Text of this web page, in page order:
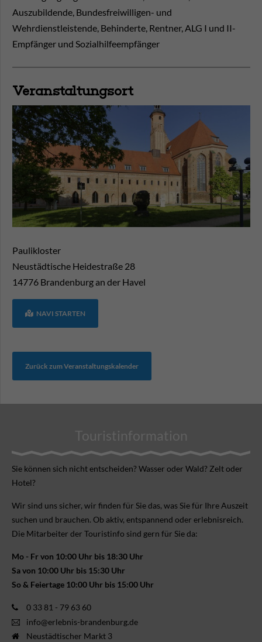
Auszubildende, Bundesfreiwilligen- und
Wehrdienstleistende, Behinderte, Rentner, ALG I und II-
Empfänger und Sozialhilfeempfänger
Veranstaltungsort
Paulikloster
Neustädtische Heidestraße 28
14776 Brandenburg an der Havel
NAVI STARTEN
Zurück zum Veranstaltungskalender
Touristinformation
Sie können sich nicht ent­scheiden? Wasser oder Wald? Zelt oder
Hotel?
Wir sind uns sicher, wir finden für Sie das, was Sie für Ihre Aus­zeit
suchen und brauchen. Ob aktiv, ent­spannend oder erlebnis­reich.
Die Mitarbeiter der Touristinfo sind gern für Sie da:
Mo - Fr von 10:00 Uhr bis 18:30 Uhr
Sa von 10:00 Uhr bis 15:30 Uhr
So & Feiertage 10:00 Uhr bis 15:00 Uhr
0 33 81 - 79 63 60
info@erlebnis-brandenburg.de
Neustädtischer Markt 3